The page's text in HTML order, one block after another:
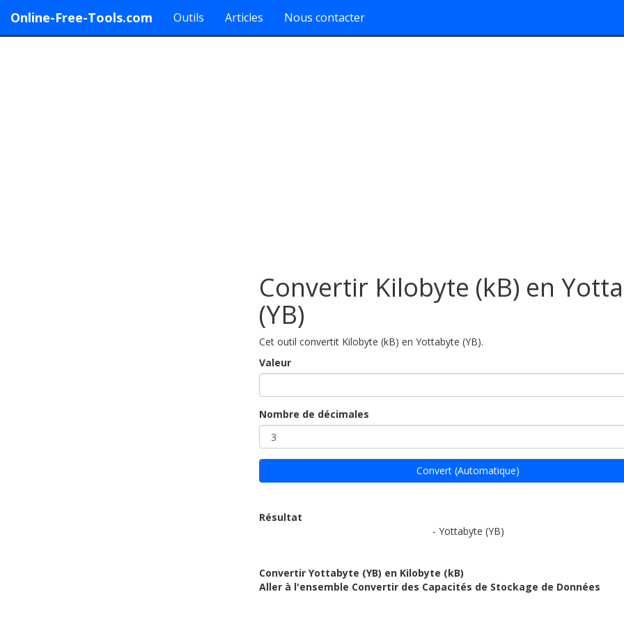
Online-Free-Tools.com Outils Articles Nous contacter
Convertir Kilobyte (kB) en
(YB)
Cet outil convertit Kilobyte (kB) en Yottabyte (YB).
Valeur
Nombre de décimales
Convert (Automatique)
Résultat
- Yottabyte (YB)
Convertir Yottabyte (YB) en Kilobyte (kB)
Aller à l'ensemble Convertir des Capacités de Stockage de Données